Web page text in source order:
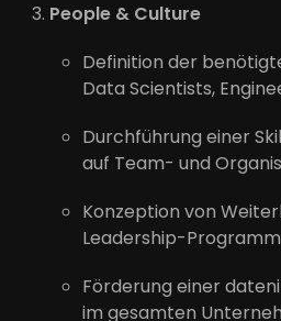
People & Culture
Definition der
Data Scientists,
Durchführung einer
auf Team- und
Konzeption von
Leadership-
Förderung einer
im gesamten